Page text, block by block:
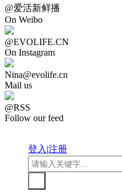
@爱活新鲜播
On Weibo
@EVOLIFE.CN
On Instagram
Nina@evolife.cn
Mail us
@RSS
Follow our feed
登入|注册